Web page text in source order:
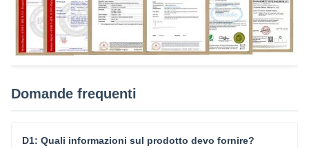
Domande frequenti
D1: Quali informazioni sul prodotto devo fornire?